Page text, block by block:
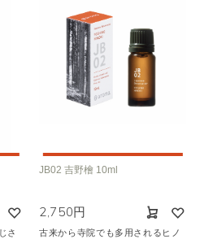
ウッド
エキゾチック
さ
JB02 吉野檜 10ml
2,750円
古来から寺院でも多用されるヒノ